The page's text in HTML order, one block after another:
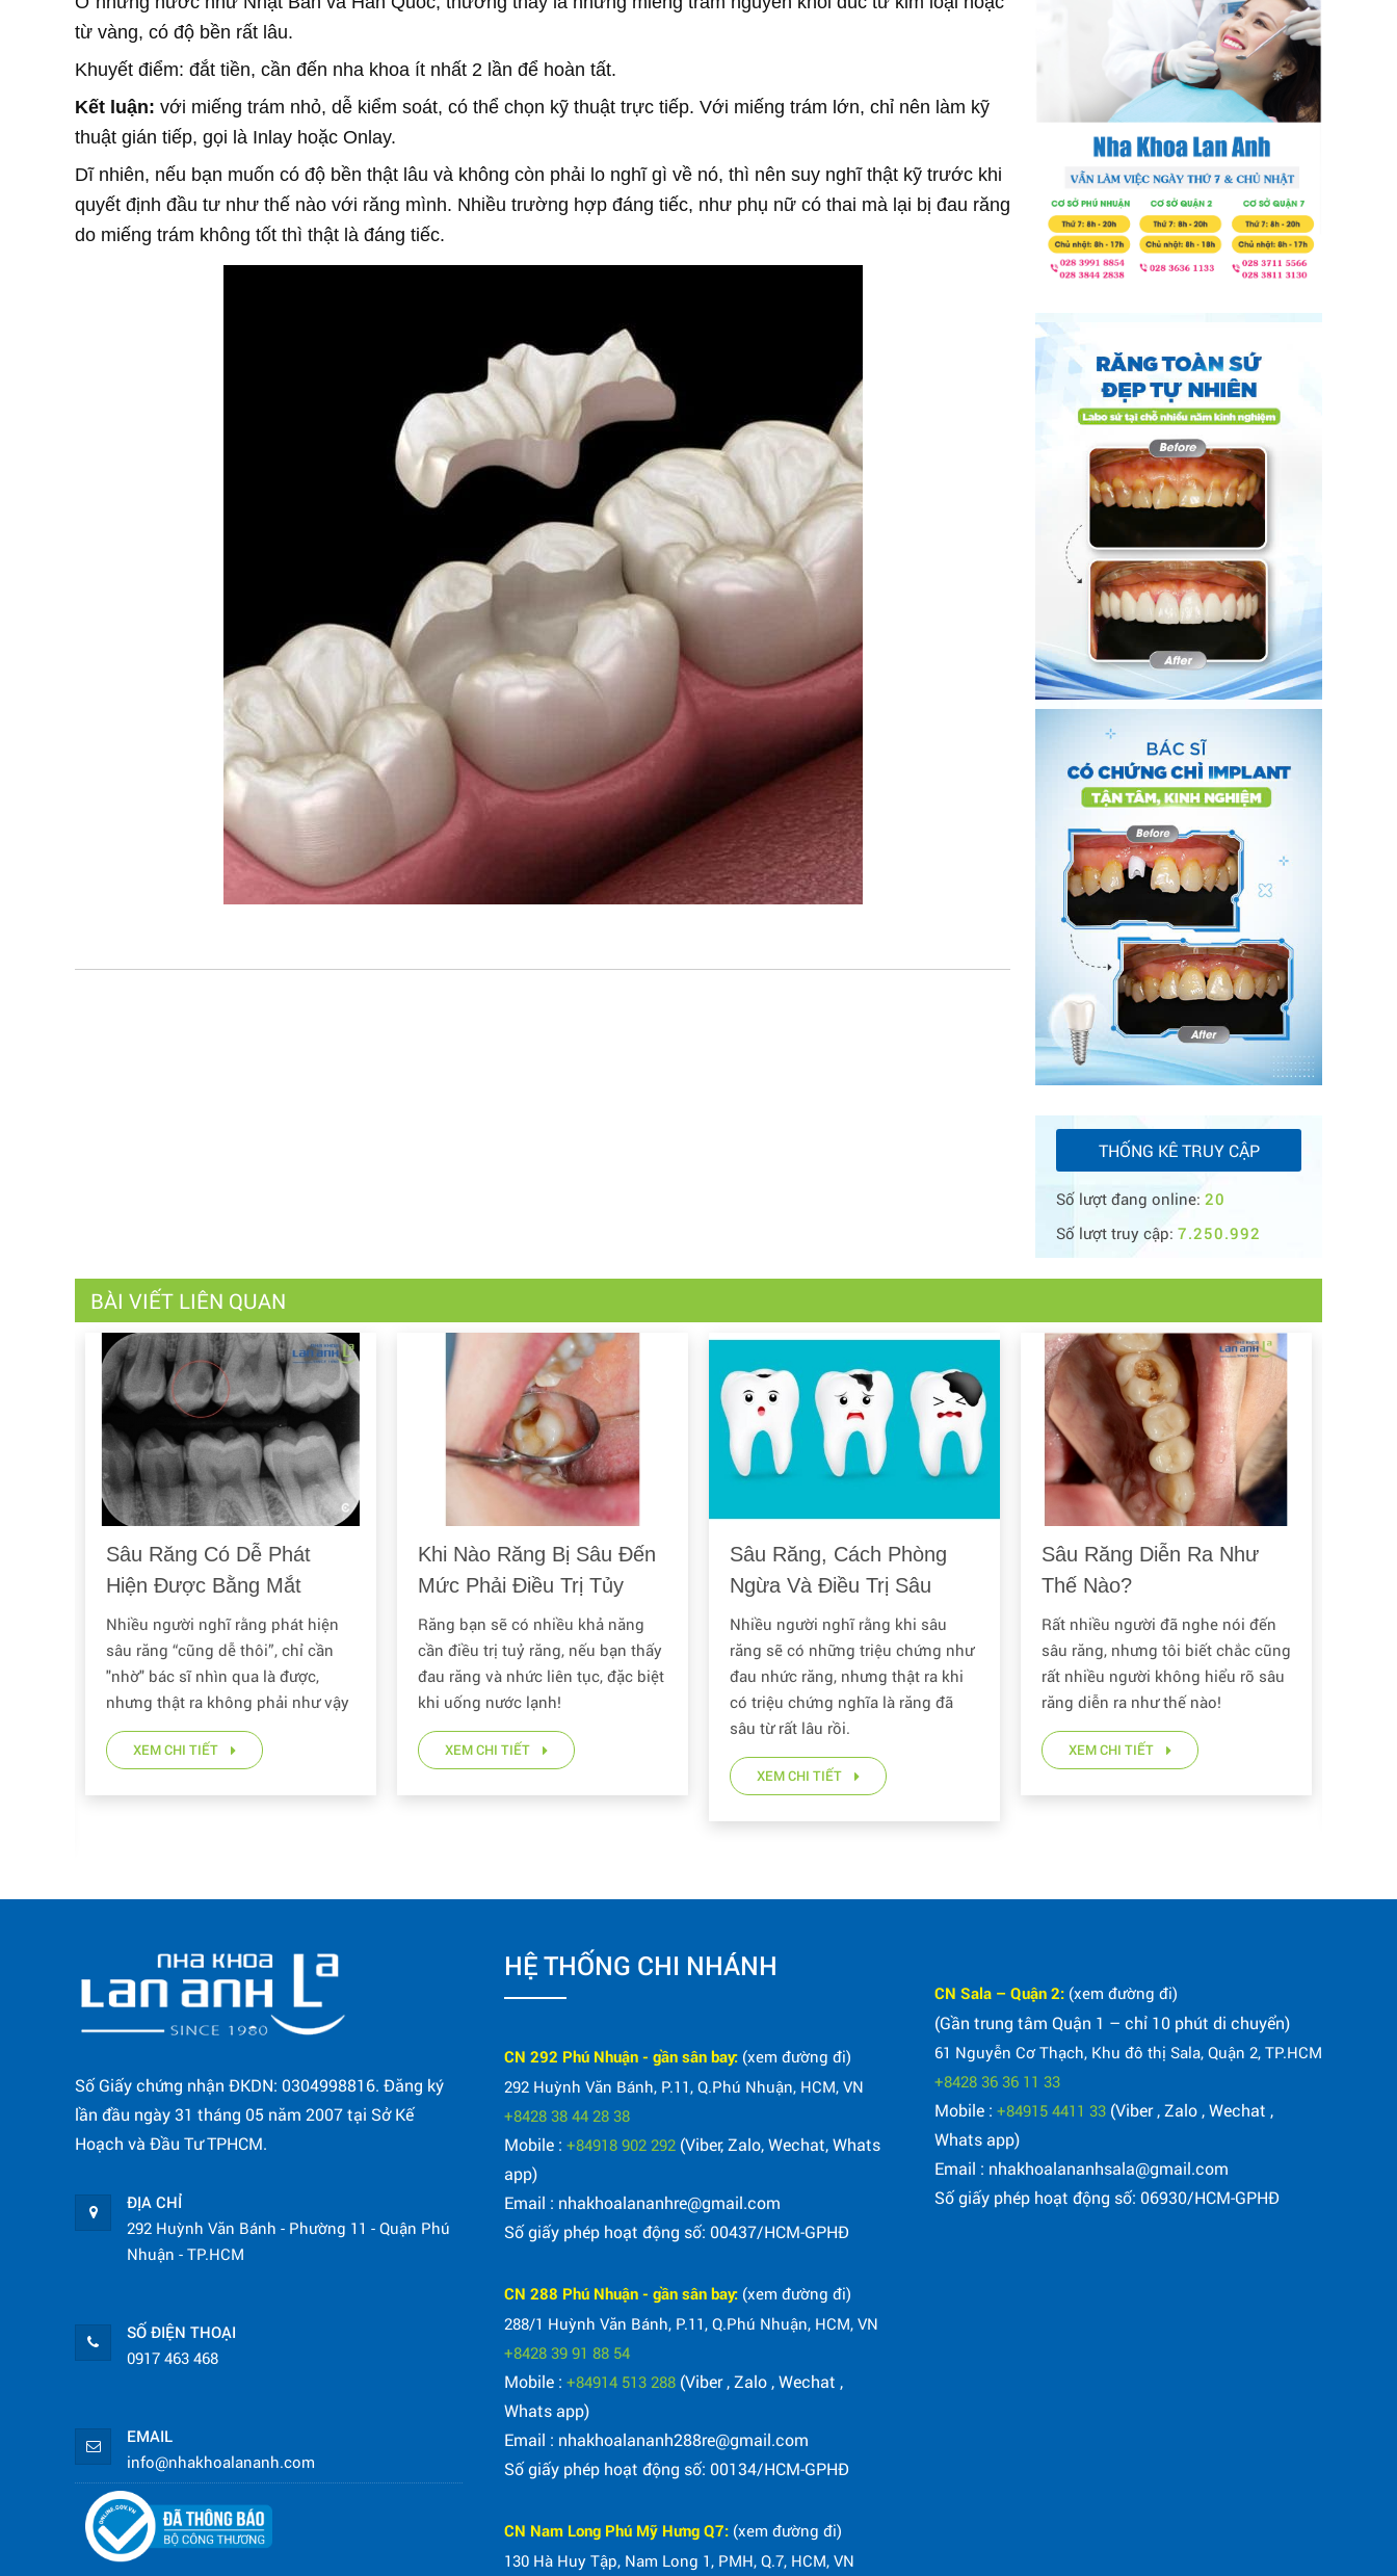
từ vàng, có độ bền rất lâu.
Khuyết điểm: đắt tiền, cần đến nha khoa ít nhất 2 lần để hoàn tất.
Kết luận: với miếng trám nhỏ, dễ kiểm soát, có thể chọn kỹ thuật trực tiếp. Với miếng trám lớn, chỉ nên làm kỹ
thuật gián tiếp, gọi là Inlay hoặc Onlay.
Dĩ nhiên, nếu bạn muốn có độ bền thật lâu và không còn phải lo nghĩ gì về nó, thì nên suy nghĩ thật kỹ trước khi
quyết định đầu tư như thế nào với răng mình. Nhiều trường hợp đáng tiếc, như phụ nữ có thai mà lại bị đau răng
do miếng trám không tốt thì thật là đáng tiếc.
THỐNG KÊ TRUY CẬP
Số lượt đang online: 20
Số lượt truy cập: 7.250.992
BÀI VIẾT LIÊN QUAN
Sâu Răng Có Dễ Phát
Hiện Được Bằng Mắt
Thường Không?
Nhiều người nghĩ rằng phát hiện
sâu răng “cũng dễ thôi”, chỉ cần
"nhờ" bác sĩ nhìn qua là được,
nhưng thật ra không phải như vậy
XEM CHI TIẾT
Khi Nào Răng Bị Sâu Đến
Mức Phải Điều Trị Tủy
Răng?
Răng bạn sẽ có nhiều khả năng
cần điều trị tuỷ răng, nếu bạn thấy
đau răng và nhức liên tục, đặc biệt
khi uống nước lạnh!
XEM CHI TIẾT
Sâu Răng, Cách Phòng
Ngừa Và Điều Trị Sâu
Răng
Nhiều người nghĩ rằng khi sâu
răng sẽ có những triệu chứng như
đau nhức răng, nhưng thật ra khi
có triệu chứng nghĩa là răng đã
sâu từ rất lâu rồi.
XEM CHI TIẾT
Sâu Răng Diễn Ra Như
Thế Nào?
Rất nhiều người đã nghe nói đến
sâu răng, nhưng tôi biết chắc cũng
rất nhiều người không hiểu rõ sâu
răng diễn ra như thế nào!
XEM CHI TIẾT
Số Giấy chứng nhận ĐKDN: 0304998816. Đăng ký
lần đầu ngày 31 tháng 05 năm 2007 tại Sở Kế
Hoạch và Đầu Tư TPHCM.
ĐỊA CHỈ
292 Huỳnh Văn Bánh - Phường 11 - Quận Phú
Nhuận - TP.HCM
SỐ ĐIỆN THOẠI
0917 463 468
EMAIL
info@nhakhoalananh.com
HỆ THỐNG CHI NHÁNH
CN 292 Phú Nhuận - gần sân bay: (xem đường đi)
292 Huỳnh Văn Bánh, P.11, Q.Phú Nhuận, HCM, VN
+8428 38 44 28 38
Mobile :+84918 902 292 (Viber, Zalo, Wechat, Whats
app)
Email : nhakhoalananhre@gmail.com
Số giấy phép hoạt động số: 00437/HCM-GPHĐ
CN 288 Phú Nhuận - gần sân bay: (xem đường đi)
288/1 Huỳnh Văn Bánh, P.11, Q.Phú Nhuận, HCM, VN
+8428 39 91 88 54
Mobile :+84914 513 288 (Viber , Zalo , Wechat ,
Whats app)
Email : nhakhoalananh288re@gmail.com
Số giấy phép hoạt động số: 00134/HCM-GPHĐ
CN Nam Long Phú Mỹ Hưng Q7: (xem đường đi)
130 Hà Huy Tập, Nam Long 1, PMH, Q.7, HCM, VN
CN Sala – Quận 2: (xem đường đi)
(Gần trung tâm Quận 1 – chỉ 10 phút di chuyển)
61 Nguyễn Cơ Thạch, Khu đô thị Sala, Quận 2, TP.HCM
+8428 36 36 11 33
Mobile : +84915 4411 33(Viber , Zalo , Wechat ,
Whats app)
Email : nhakhoalananhsala@gmail.com
Số giấy phép hoạt động số: 06930/HCM-GPHĐ